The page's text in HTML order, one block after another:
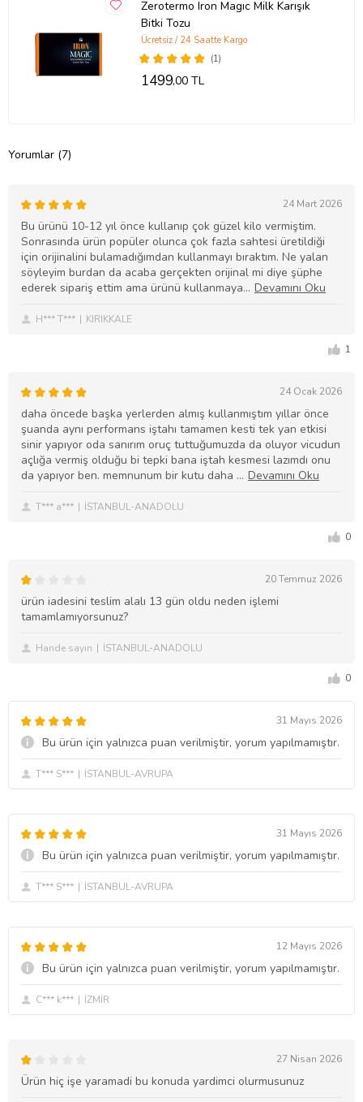
Zerotermo Iron Magıc Milk Karışık
Bitki Tozu
(1)
Ücretsiz / 24 Saatte Kargo
1499,00 TL
Yorumlar (7)
24 Mart 2026
Bu ürünü 10-12 yıl önce kullanıp çok güzel kilo vermiştim.
Sonrasında ürün popüler olunca çok fazla sahtesi üretildiği
için orijinalini bulamadığımdan kullanmayı bıraktım. Ne yalan
söyleyim burdan da acaba gerçekten orijinal mi diye şüphe
ederek sipariş ettim ama ürünü kullanmaya
H*** T*** KIRIKKALE
1
24 Ocak 2026
daha öncede başka yerlerden almış kullanmıştım yıllar önce
şuanda aynı performans iştahı tamamen kesti tek yan etkisi
sinir yapıyor oda sanırım oruç tuttuğumuzda da oluyor vicudun
açlığa vermiş olduğu bi tepki bana iştah kesmesi lazımdı onu
da yapıyor ben. memnunum bir kutu daha
T*** a*** İSTANBUL-ANADOLU
0
20 Temmuz 2026
ürün iadesini teslim alalı 13 gün oldu neden işlemi
tamamlamıyorsunuz?
Hande sayın İSTANBUL-ANADOLU
0
31 Mayıs 2026
Bu ürün için yalnızca puan verilmiştir, yorum yapılmamıştır.
T*** S*** İSTANBUL-AVRUPA
31 Mayıs 2026
Bu ürün için yalnızca puan verilmiştir, yorum yapılmamıştır.
T*** S*** İSTANBUL-AVRUPA
12 Mayıs 2026
Bu ürün için yalnızca puan verilmiştir, yorum yapılmamıştır.
C*** k*** İZMİR
27 Nisan 2026
Ürün hiç işe yaramadi bu konuda yardimci olurmusunuz